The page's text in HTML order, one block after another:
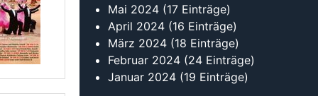
Juli 2023(11 Einträge)
Juni 2023(9 Einträge)
Mai 2023(14 Einträge)
April 2023(11 Einträge)
März 2023(13 Einträge)